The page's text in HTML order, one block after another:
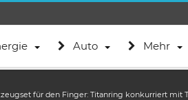
Auto Mehr
für den Finger: Titanring konkurriert mit